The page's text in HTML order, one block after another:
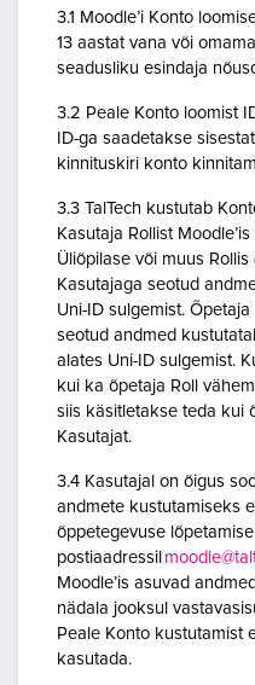
3.1 Moodle’i Konto
13 aastat vana või
seadusliku esindaja
3.2 Peale Konto loomist
ID-ga saadetakse
kinnituskiri konto
3.3 TalTech kustutab
Kasutaja Rollist
Üliõpilase või muus Rollis
Kasutajaga seotud
Uni-ID sulgemist.
seotud andmed
alates Uni-ID sulgemist.
kui ka õpetaja Roll
siis käsitletakse teda kui
Kasutajat.
3.4 Kasutajal on õigus
andmete kustutamiseks
õppetegevuse
postiaadressil
Moodle’is asuvad
nädala jooksul
Peale Konto kustutamist
kasutada.